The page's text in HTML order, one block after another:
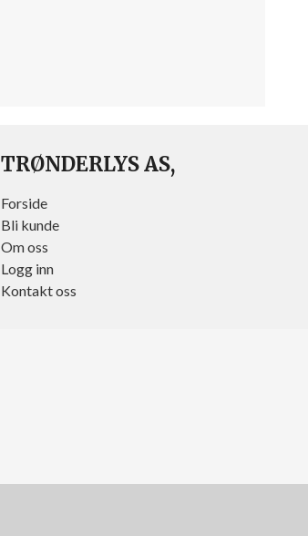
TRØNDERLYS AS,
Forside
Bli kunde
Om oss
Logg inn
Kontakt oss